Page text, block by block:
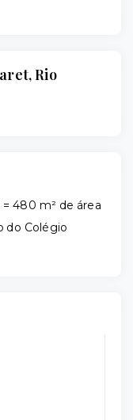
Rio
480 m² de área
do Colégio